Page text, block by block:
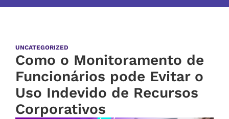
UNCATEGORIZED
Como o Monitoramento de
Funcionários pode Evitar o
Uso Indevido de Recursos
Corporativos